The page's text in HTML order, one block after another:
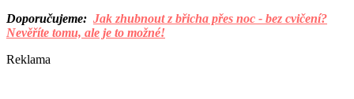
Doporučujeme: Jak zhubnout z břicha přes noc - bez cvičení?
Nevěříte tomu, ale je to možné!
Reklama